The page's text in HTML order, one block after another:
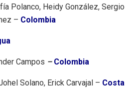
Polanco, Heidy González, Sergio
– Colombia
Campos – Colombia
Solano, Erick Carvajal – Costa